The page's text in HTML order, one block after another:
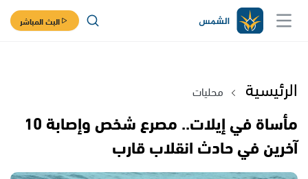
البث المباشر
الرئيسية محليات
مأساة في إيلات.. مصرع شخص وإصابة 10
آخرين في حادث انقلاب قارب